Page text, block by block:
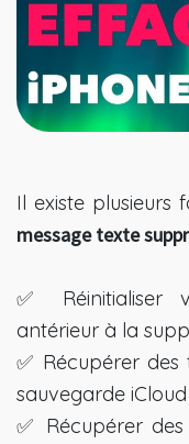
Il existe plusieurs
message texte
✅ Réinitialiser
antérieur à la
✅ Récupérer des
sauvegarde iCloud
✅ Récupérer